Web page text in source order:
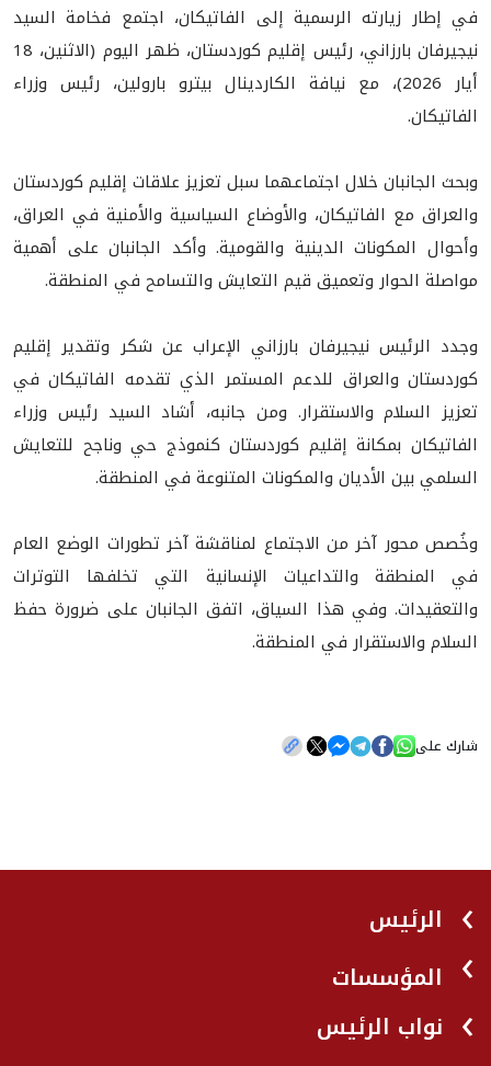
في إطار زيارته الرسمية إلى الفاتيكان، اجتمع فخامة السيد
نيجيرفان بارزاني، رئيس إقليم كوردستان، ظهر اليوم (الاثنين، 18
أيار 2026)، مع نيافة الكاردينال بيترو بارولين، رئيس وزراء
الفاتيكان.
وبحث الجانبان خلال اجتماعهما سبل تعزيز علاقات إقليم كوردستان
والعراق مع الفاتيكان، والأوضاع السياسية والأمنية في العراق،
وأحوال المكونات الدينية والقومية. وأكد الجانبان على أهمية
مواصلة الحوار وتعميق قيم التعايش والتسامح في المنطقة.
وجدد الرئيس نيجيرفان بارزاني الإعراب عن شكر وتقدير إقليم
كوردستان والعراق للدعم المستمر الذي تقدمه الفاتيكان في
تعزيز السلام والاستقرار. ومن جانبه، أشاد السيد رئيس وزراء
الفاتيكان بمكانة إقليم كوردستان كنموذج حي وناجح للتعايش
السلمي بين الأديان والمكونات المتنوعة في المنطقة.
وخُصص محور آخر من الاجتماع لمناقشة آخر تطورات الوضع العام
في المنطقة والتداعيات الإنسانية التي تخلفها التوترات
والتعقيدات. وفي هذا السياق، اتفق الجانبان على ضرورة حفظ
السلام والاستقرار في المنطقة.
شارك على
الرئيس
المؤسسات
نواب الرئيس